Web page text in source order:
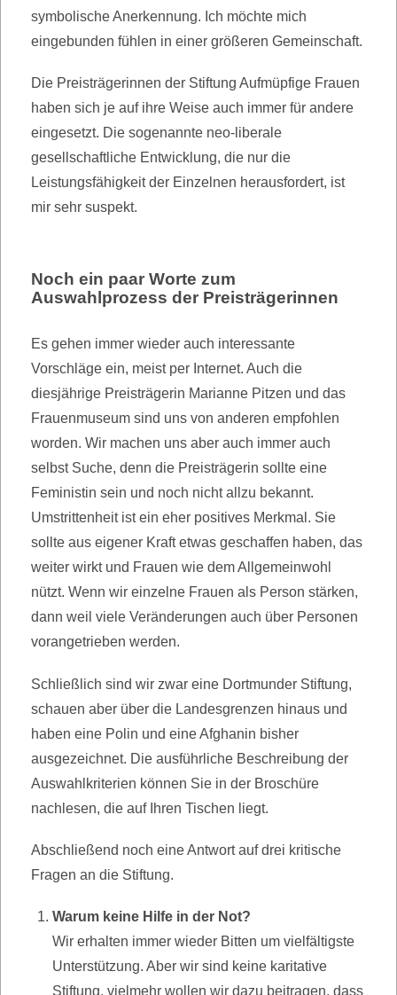
symbolische Anerkennung. Ich möchte mich
eingebunden fühlen in einer größeren Gemeinschaft.
Die Preisträgerinnen der Stiftung Aufmüpfige Frauen
haben sich je auf ihre Weise auch immer für andere
eingesetzt. Die sogenannte neo-liberale
gesellschaftliche Entwicklung, die nur die
Leistungsfähigkeit der Einzelnen herausfordert, ist
mir sehr suspekt.
Noch ein paar Worte zum
Auswahlprozess der Preisträgerinnen
Es gehen immer wieder auch interessante
Vorschläge ein, meist per Internet. Auch die
diesjährige Preisträgerin Marianne Pitzen und das
Frauenmuseum sind uns von anderen empfohlen
worden. Wir machen uns aber auch immer auch
selbst Suche, denn die Preisträgerin sollte eine
Feministin sein und noch nicht allzu bekannt.
Umstrittenheit ist ein eher positives Merkmal. Sie
sollte aus eigener Kraft etwas geschaffen haben, das
weiter wirkt und Frauen wie dem Allgemeinwohl
nützt. Wenn wir einzelne Frauen als Person stärken,
dann weil viele Veränderungen auch über Personen
vorangetrieben werden.
Schließlich sind wir zwar eine Dortmunder Stiftung,
schauen aber über die Landesgrenzen hinaus und
haben eine Polin und eine Afghanin bisher
ausgezeichnet. Die ausführliche Beschreibung der
Auswahlkriterien können Sie in der Broschüre
nachlesen, die auf Ihren Tischen liegt.
Abschließend noch eine Antwort auf drei kritische
Fragen an die Stiftung.
Warum keine Hilfe in der Not?
Wir erhalten immer wieder Bitten um vielfältigste
Unterstützung. Aber wir sind keine karitative
Stiftung, vielmehr wollen wir dazu beitragen, dass